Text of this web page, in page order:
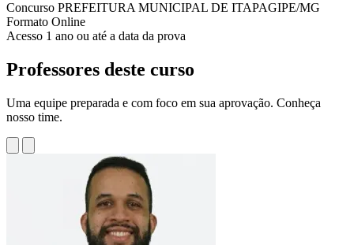
Concurso PREFEITURA MUNICIPAL DE ITAPAGIPE/MG
Formato Online
Acesso 1 ano ou até a data da prova
Professores deste curso
Uma equipe preparada e com foco em sua aprovação. Conheça
nosso time.